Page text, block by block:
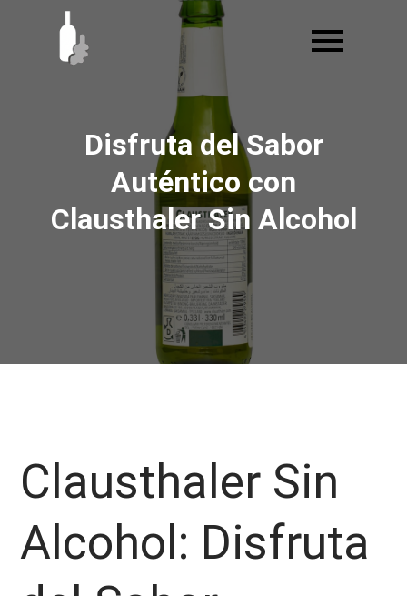
contenido
Disfruta del Sabor
Auténtico con
Clausthaler Sin Alcohol
Clausthaler Sin
Alcohol: Disfruta